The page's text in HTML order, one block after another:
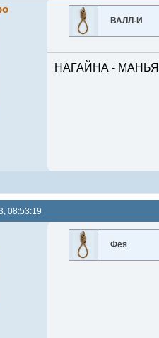
ВАЛЛ-И
НАГАЙНА -
08:53:19
Фея